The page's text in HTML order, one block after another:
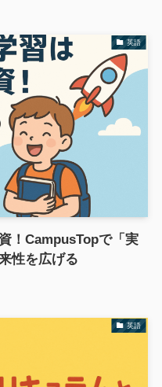
英語
！CampusTopで「実
性を広げる
英語